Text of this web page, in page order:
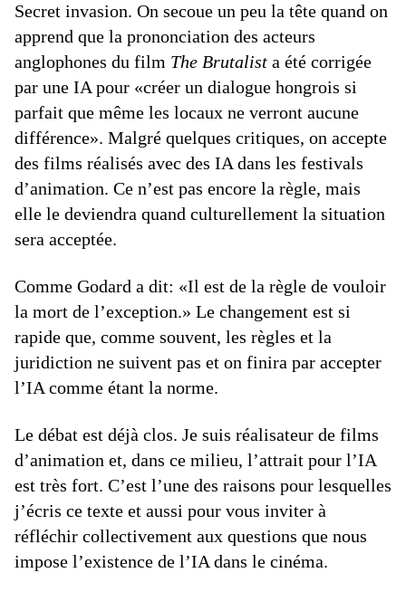
Secret invasion. On secoue un peu la tête quand on
apprend que la prononciation des acteurs
anglophones du film The Brutalist a été corrigée
par une IA pour «créer un dialogue hongrois si
parfait que même les locaux ne verront aucune
différence». Malgré quelques critiques, on accepte
des films réalisés avec des IA dans les festivals
d’animation. Ce n’est pas encore la règle, mais
elle le deviendra quand culturellement la situation
sera acceptée.
Comme Godard a dit: «Il est de la règle de vouloir
la mort de l’exception.» Le changement est si
rapide que, comme souvent, les règles et la
juridiction ne suivent pas et on finira par accepter
l’IA comme étant la norme.
Le débat est déjà clos. Je suis réalisateur de films
d’animation et, dans ce milieu, l’attrait pour l’IA
est très fort. C’est l’une des raisons pour lesquelles
j’écris ce texte et aussi pour vous inviter à
réfléchir collectivement aux questions que nous
impose l’existence de l’IA dans le cinéma.